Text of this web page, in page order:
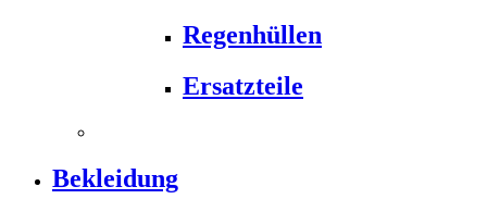
Regenhüllen
Ersatzteile
Bekleidung